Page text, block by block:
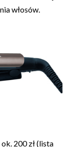
włosów.
200 zł (lista